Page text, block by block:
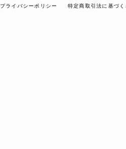
プライバシーポリシー 特定商取引法に基づ